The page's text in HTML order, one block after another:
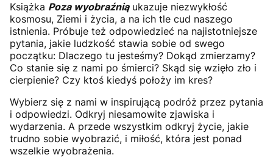
Książka Poza wyobraźniąukazuje niezwykłość
kosmosu, Ziemi i życia, a na ich tle cud naszego
istnienia. Próbuje też odpowiedzieć na najistotniejsze
pytania, jakie ludzkość stawia sobie od swego
początku: Dlaczego tu jesteśmy? Dokąd zmierzamy?
Co stanie się z nami po śmierci? Skąd się wzięło zło i
cierpienie? Czy ktoś kiedyś położy im kres?
Wybierz się z nami w inspirującą podróż przez pytania
i odpowiedzi. Odkryj niesamowite zjawiska i
wydarzenia. A przede wszystkim odkryj życie, jakie
trudno sobie wyobrazić, i miłość, która jest ponad
wszelkie wyobrażenia.